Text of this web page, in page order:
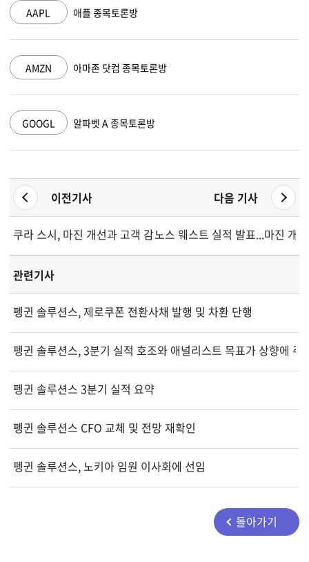
AAPL 애플 종목토론방
AMZN 아마존 닷컴 종목토론방
GOOGL 알파벳 A 종목토론방
이전기사 다음 기사
쿠라 스시, 마진 개선과 고객 감소 사이 균형 모색
노스 웨스트 실적 발표...마진 개
관련기사
펭귄 솔루션스, 제로쿠폰 전환사채 발행 및 차환 단행
펭귄 솔루션스, 3분기 실적 호조와 애널리스트 목표가 상향에 주
펭귄 솔루션스 3분기 실적 요약
펭귄 솔루션스 CFO 교체 및 전망 재확인
펭귄 솔루션스, 노키아 임원 이사회에 선임
돌아가기